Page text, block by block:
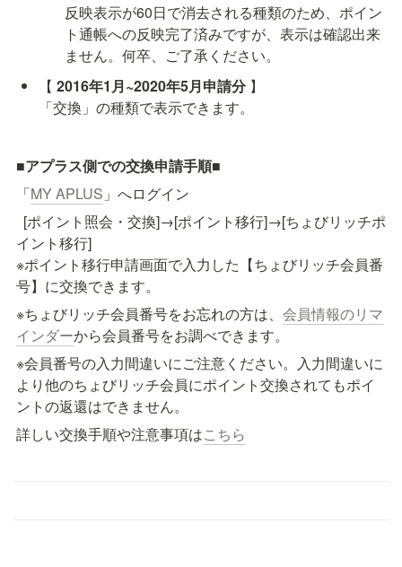
反映表示が60日で消去される種類のため、ポイン
ト通帳への反映完了済みですが、表示は確認出来
ません。何卒、ご了承ください。
【 2016年1月~2020年5月申請分 】
「交換」の種類で表示できます。
■アプラス側での交換申請手順■
「MY APLUS 」へログイン
イント移行]
※ポイント移行申請画面で入力した【ちょびリッチ会員番
号】に交換できます。
※ちょびリッチ会員番号をお忘れの方は、 会員情報のリマ
インダーから会員番号をお調べできます。
※会員番号の入力間違いにご注意ください。入力間違いに
より他のちょびリッチ会員にポイント交換されてもポイ
ントの返還はできません。
詳しい交換手順や注意事項はこちら